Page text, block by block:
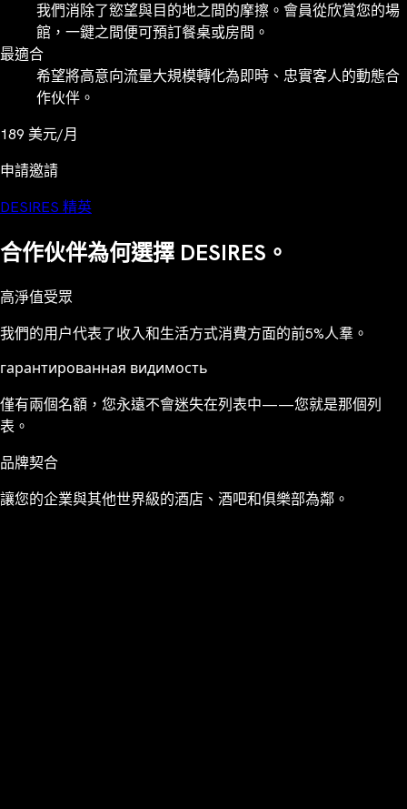
我們消除了慾望與目的地之間的摩擦。會員從欣賞您的場
館，一鍵之間便可預訂餐桌或房間。
最適合
希望將高意向流量大規模轉化為即時、忠實客人的動態合
作伙伴。
189 美元/月
申請邀請
DESIRES 精英
合作伙伴為何選擇 DESIRES。
高淨值受眾
我們的用户代表了收入和生活方式消費方面的前5%人羣。
гарантированная видимость
僅有兩個名額，您永遠不會迷失在列表中——您就是那個列
表。
品牌契合
讓您的企業與其他世界級的酒店、酒吧和俱樂部為鄰。